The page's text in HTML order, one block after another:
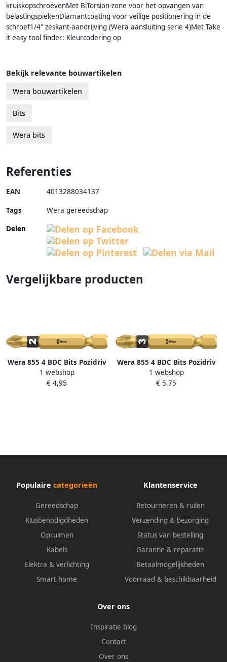
kruiskopschroevenMet BiTorsion-zone voor het opvangen van
belastingspiekenDiamantcoating voor veilige positionering in de
schroef1/4" zeskant-aandrijving (Wera aansluiting serie 4)Met Take
it easy tool finder: Kleurcodering op
Bekijk relevante bouwartikelen
Wera bouwartikelen
Bits
Wera bits
Referenties
EAN 4013288034137
Tags
Wera gereedschap
Delen
Vergelijkbare producten
Wera 855 4 BDC Bits Pozidriv
PZ 1 x 50 mm 1 stuk(s)
05059900001
1 webshop
€ 4,95
Wera 855 4 BDC Bits Pozidriv
PZ 3 x 50 mm 1 stuk(s)
05059904001
1 webshop
€ 5,75
Populaire categorieën
Gereedschap
Klusbenodigdheden
Opruimen
Kabels
Elektra & verlichting
Smart home
Klantenservice
Retourneren & ruilen
Verzending & bezorging
Status van bestelling
Garantie & reparatie
Betaalmogelijkheden
Voorraad & beschikbaarheid
Over ons
Inspiratie blog
Contact
Over ons